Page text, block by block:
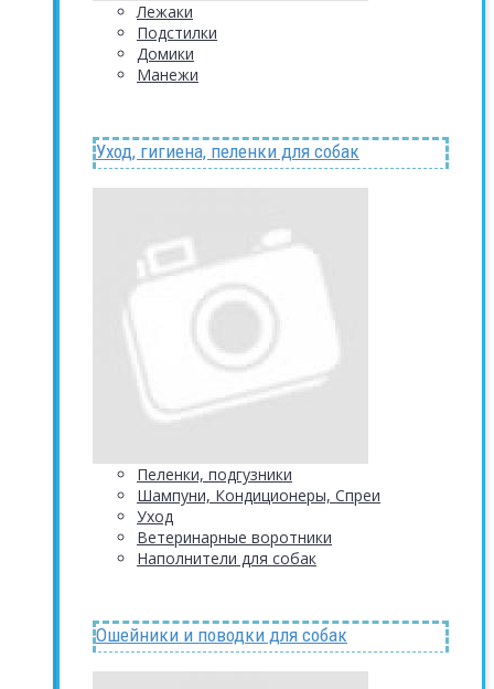
Лежаки
Подстилки
Домики
Манежи
Уход, гигиена, пеленки для собак
Пеленки, подгузники
Шампуни, Кондиционеры, Спреи
Уход
Ветеринарные воротники
Наполнители для собак
Ошейники и поводки для собак